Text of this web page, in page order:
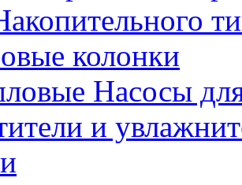
колонки
Насосы
и